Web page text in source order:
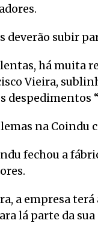
deverão subir
há muita
Vieira,
despedimentos
na Coindu
fechou a
a empresa
lá parte da sua